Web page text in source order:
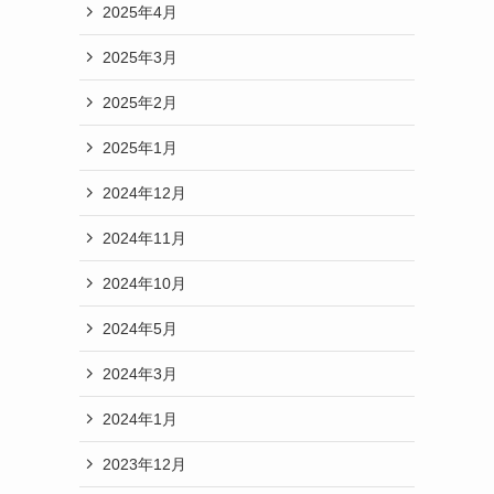
2025年4月
2025年3月
2025年2月
2025年1月
2024年12月
2024年11月
2024年10月
2024年5月
2024年3月
2024年1月
2023年12月